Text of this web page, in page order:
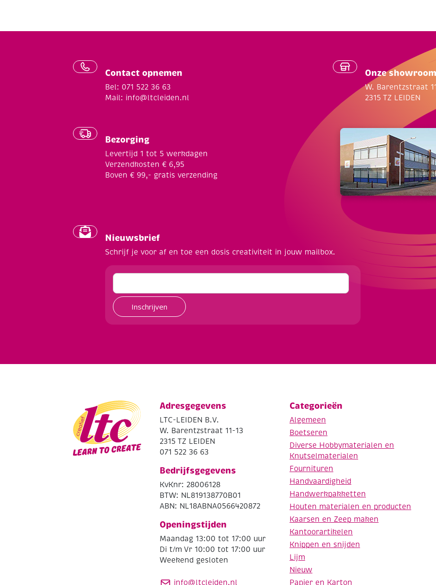
Contact opnemen
Bel: 071 522 36 63
Mail: info@ltcleiden.nl
Bezorging
Levertijd 1 tot 5 werkdagen
Verzendkosten € 6,95
Boven € 99,- gratis verzending
Onze showroom
W. Barentzstraat
2315 TZ LEIDEN
Nieuwsbrief
Schrijf je voor af en toe een dosis creativiteit in jouw mailbox.
Inschrijven
Adresgegevens
LTC-LEIDEN B.V.
W. Barentzstraat 11-13
2315 TZ LEIDEN
071 522 36 63
Bedrijfsgegevens
KvKnr: 28006128
BTW: NL819138770B01
ABN: NL18ABNA0566420872
Openingstijden
Maandag 13:00 tot 17:00 uur
Di t/m Vr 10:00 tot 17:00 uur
Weekend gesloten
info@ltcleiden.nl
Categorieën
Algemeen
Boetseren
Diverse Hobbymaterialen en
Knutselmaterialen
Fournituren
Handvaardigheid
Handwerkpakketten
Houten materialen en producten
Kaarsen en Zeep maken
Kantoorartikelen
Knippen en snijden
Lijm
Nieuw
Papier en Karton